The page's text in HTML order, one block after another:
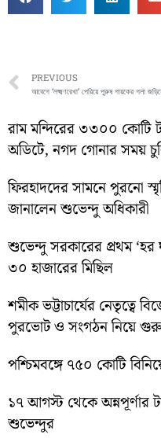
Prev
PREVIOUS
রাম মন্দিরের ৩৩০০ কোটি
অডিটে, নগদ গোনার সময়
ফিরহাদদের সামনে পুরনো
জানালেন শুভেন্দু অধিকারী
শুভেন্দু সরকারের প্রথম
৩০ হাজারের মিছিল
শমীক ভট্টাচার্যের নেতৃত্বে
পুরভোট ও সংগঠন নিয়ে
পশ্চিমবঙ্গে ৭৫০ কোটি
১৭ আগস্ট থেকে অন্নপূর্ণার
শুভেন্দুর